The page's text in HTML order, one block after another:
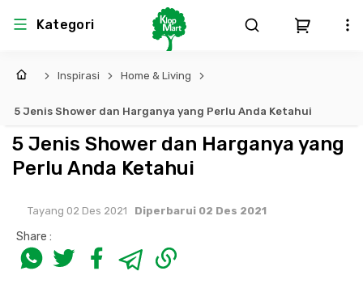
Kategori
Arsitektur
Lem
Dinding
Pintu, Jendela & Perlengkapan
Struktural
Produk K3
Perlengkapan
Bekisting
MEP
Sistem Elektro
Sistem Penanggulangan Kebakaran
Sistem Pemipaan
Interior
Landscape
Inspirasi Home & Living
5 Jenis Shower dan Harganya yang Perlu Anda Ketahui
5 Jenis Shower dan Harganya yang
Perlu Anda Ketahui
Tayang 02 Des 2021 Diperbarui 02 Des 2021
Share :